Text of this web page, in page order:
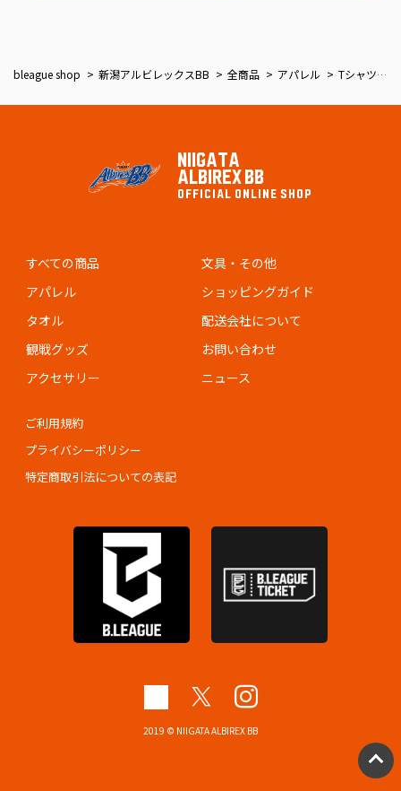
bleague shop 新潟アルビレックスBB 全商品 アパレル Tシャツ（teamLogo）
NIIGATA
ALBIREX BB
OFFICIAL ONLINE SHOP
すべての商品
アパレル
タオル
観戦グッズ
アクセサリー
文具・その他
ショッピングガイド
配送会社について
お問い合わせ
ニュース
ご利用規約
プライバシーポリシー
特定商取引法についての表記
2019 © NIIGATA ALBIREX BB